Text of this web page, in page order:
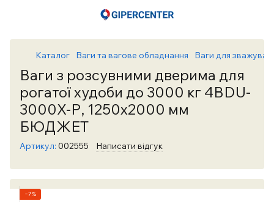
Каталог Ваги та вагове обладнання Ваги для
Ваги з розсувними дверима для
рогатої худоби до 3000 кг 4BDU-
3000X-Р, 1250х2000 мм
БЮДЖЕТ
Артикул: 002555 Написати відгук
−7%